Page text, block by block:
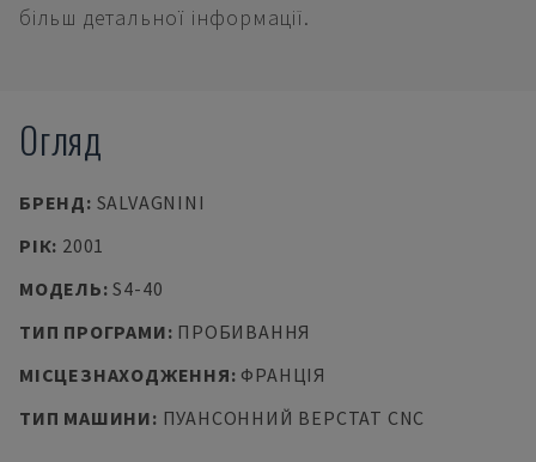
більш детальної інформації.
Огляд
БРЕНД: SALVAGNINI
РІК: 2001
МОДЕЛЬ:S4-40
ТИП ПРОГРАМИ: ПРОБИВАННЯ
МІСЦЕЗНАХОДЖЕННЯ: ФРАНЦІЯ
ТИП МАШИНИ: ПУАНСОННИЙ ВЕРСТАТ CNC